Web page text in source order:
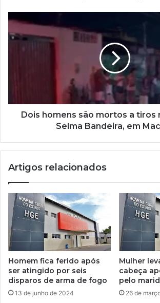
Dois homens são mortos a tiros
Selma Bandeira, em
Artigos relacionados
Homem fica ferido após
ser atingido por seis
disparos de arma de fogo
13 de junho de 2024
Mulher
cabeça
pelo
26 de